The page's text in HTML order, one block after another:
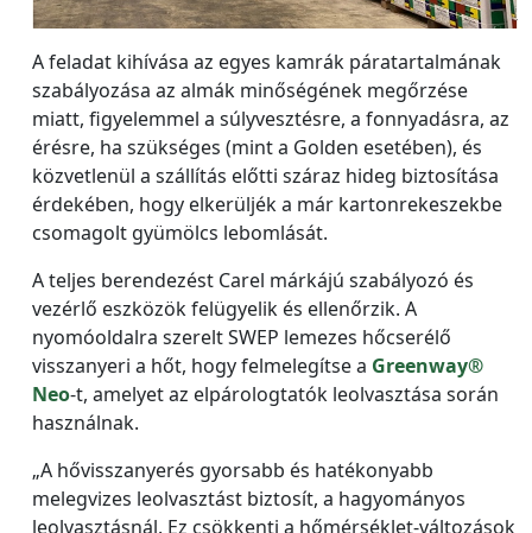
A feladat kihívása az egyes kamrák páratartalmának
szabályozása az almák minőségének megőrzése
miatt, figyelemmel a súlyvesztésre, a fonnyadásra, az
érésre, ha szükséges (mint a Golden esetében), és
közvetlenül a szállítás előtti száraz hideg biztosítása
érdekében, hogy elkerüljék a már kartonrekeszekbe
csomagolt gyümölcs lebomlását.
A teljes berendezést Carel márkájú szabályozó és
vezérlő eszközök felügyelik és ellenőrzik. A
nyomóoldalra szerelt SWEP lemezes hőcserélő
visszanyeri a hőt, hogy felmelegítse a Greenway®
Neo-t, amelyet az elpárologtatók leolvasztása során
használnak.
„A hővisszanyerés gyorsabb és hatékonyabb
melegvizes leolvasztást biztosít, a hagyományos
leolvasztásnál. Ez csökkenti a hőmérséklet-változások